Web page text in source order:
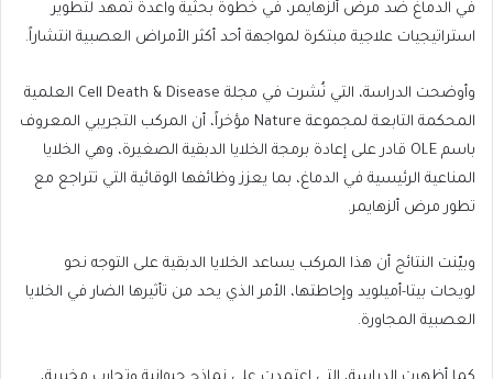
في الدماغ ضد مرض ألزهايمر، في خطوة بحثية واعدة تمهد لتطوير
استراتيجيات علاجية مبتكرة لمواجهة أحد أكثر الأمراض العصبية انتشاراً.
وأوضحت الدراسة، التي نُشرت في مجلة Cell Death & Disease العلمية
المحكمة التابعة لمجموعة Nature مؤخراً، أن المركب التجريبي المعروف
باسم OLE قادر على إعادة برمجة الخلايا الدبقية الصغيرة، وهي الخلايا
المناعية الرئيسية في الدماغ، بما يعزز وظائفها الوقائية التي تتراجع مع
تطور مرض ألزهايمر.
وبيّنت النتائج أن هذا المركب يساعد الخلايا الدبقية على التوجه نحو
لويحات بيتا-أميلويد وإحاطتها، الأمر الذي يحد من تأثيرها الضار في الخلايا
العصبية المجاورة.